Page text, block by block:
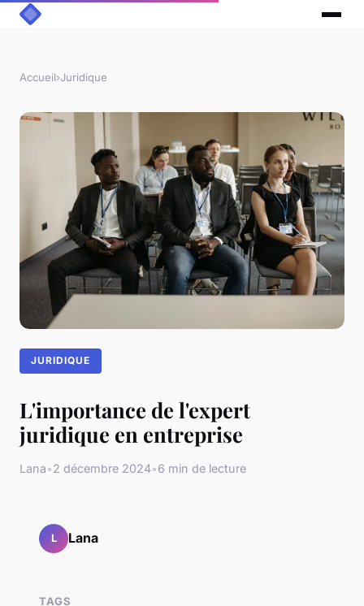
Accueil›Juridique
JURIDIQUE
L'importance de l'expert
juridique en entreprise
Lana•2 décembre 2024•6 min de lecture
L Lana
TAGS